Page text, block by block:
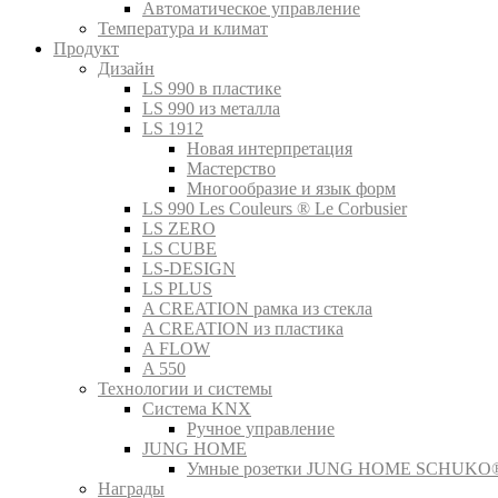
Автоматическое управление
Температура и климат
Продукт
Дизайн
LS 990 в пластике
LS 990 из металла
LS 1912
Новая интерпретация
Мастерство
Многообразие и язык форм
LS 990 Les Couleurs ® Le Corbusier
LS ZERO
LS CUBE
LS-DESIGN
LS PLUS
A CREATION рамка из стекла
A CREATION из пластика
A FLOW
A 550
Технологии и системы
Система KNX
Ручное управление
JUNG HOME
Умные розетки JUNG HOME
Награды